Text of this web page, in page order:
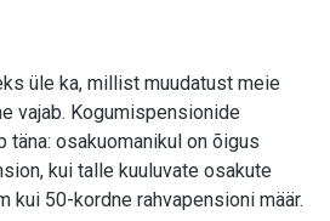
üle ka, millist muudatust meie
vajab. Kogumispensionide
osakuomanikul on õigus
kui talle kuuluvate osakute
kui 50-kordne rahvapensioni määr.